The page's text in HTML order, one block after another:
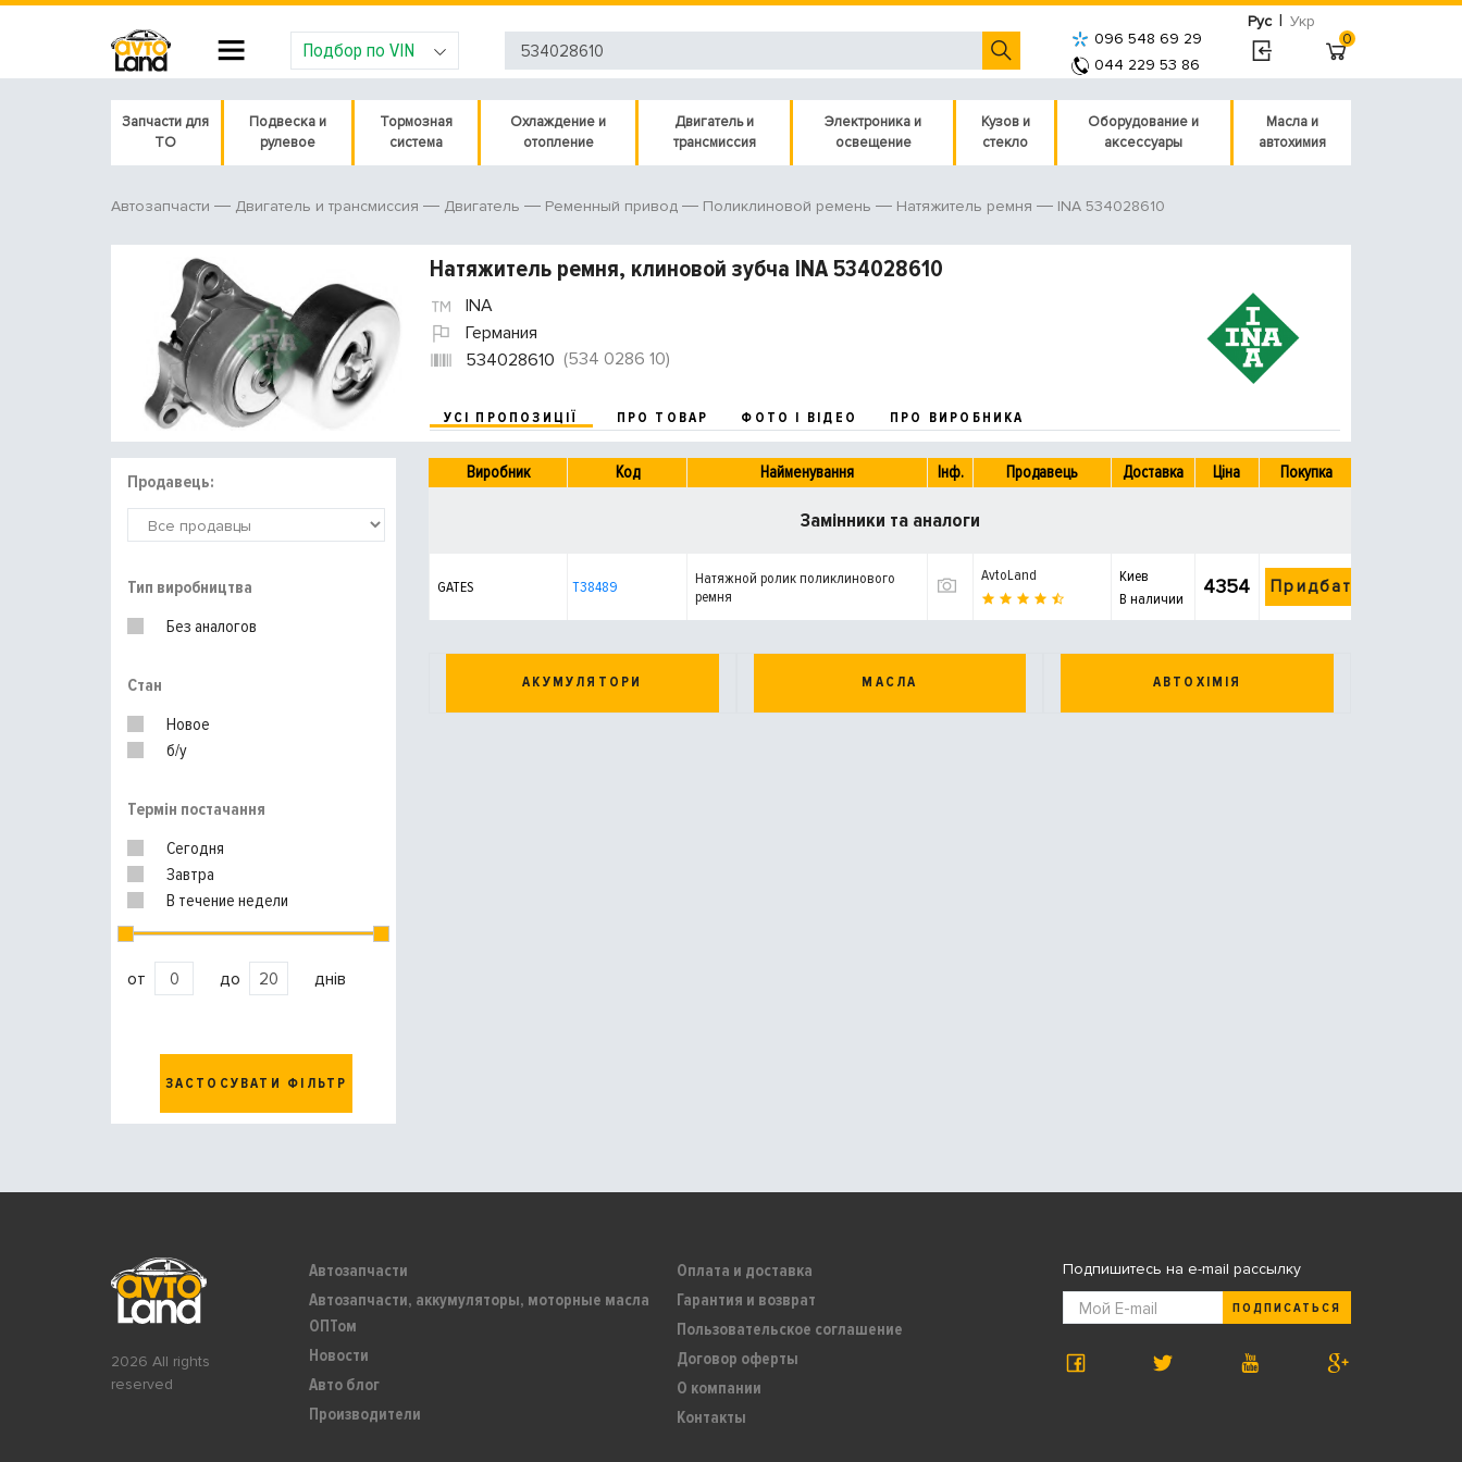
Рус | Укр
Подбор по VIN
096 548 69 29
044 229 53 86
0
Запчасти для
ТО
Подвеска и
рулевое
Тормозная
система
Охлаждение и
отопление
Двигатель и
трансмиссия
Электроника и
освещение
Кузов и
стекло
Оборудование и
аксессуары
Масла и
автохимия
Автозапчасти Двигатель и трансмиссия Двигатель Ременный привод Поликлиновой ремень Натяжитель ремня INA 534028610
Натяжитель ремня, клиновой зубча INA 534028610
INA
Германия
534028610 (534 0286 10)
УСІ ПРОПОЗИЦІЇ ПРО ТОВАР ФОТО І ВІДЕО ПРО ВИРОБНИКА
Продавець:
Тип виробництва
Без аналогов
Стан
Новое
б/у
Термін постачання
Сегодня
Завтра
В течение недели
от до днів
ЗАСТОСУВАТИ ФІЛЬТР
Виробник Код Найменування Інф. Продавець Доставка Ціна Покупка
Замінники та аналоги
GATES T38489
Натяжной ролик поликлинового
ремня
AvtoLand
Киев
В наличии
4354 Придбати
АКУМУЛЯТОРИ МАСЛА АВТОХІМІЯ
2026 All rights
reserved
Автозапчасти
Автозапчасти, аккумуляторы, моторные масла
ОПТом
Новости
Авто блог
Производители
Оплата и доставка
Гарантия и возврат
Пользовательское соглашение
Договор оферты
О компании
Контакты
Подпишитесь на e-mail рассылку
ПОДПИСАТЬСЯ